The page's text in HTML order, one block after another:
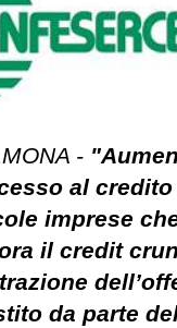
-
al
imprese
il credit
da parte